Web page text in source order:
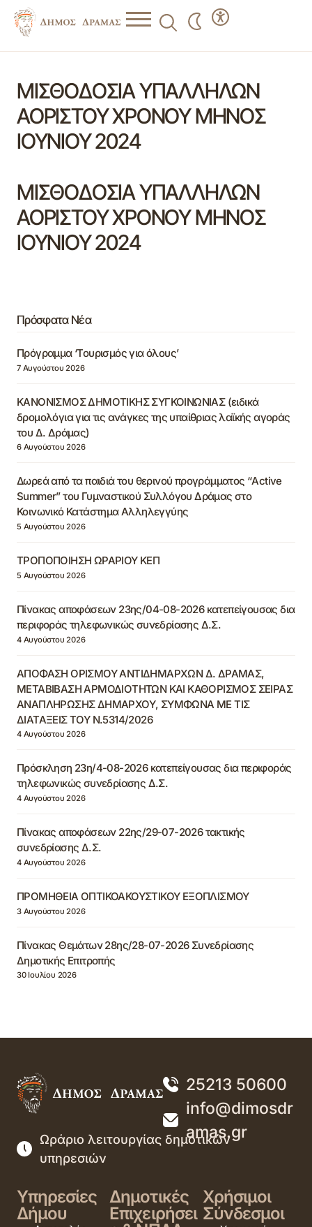
ΜΙΣΘΟΔΟΣΙΑ ΥΠΑΛΛΗΛΩΝ
ΑΟΡΙΣΤΟΥ ΧΡΟΝΟΥ ΜΗΝΟΣ
ΙΟΥΝΙΟΥ 2024
ΜΙΣΘΟΔΟΣΙΑ ΥΠΑΛΛΗΛΩΝ
ΑΟΡΙΣΤΟΥ ΧΡΟΝΟΥ ΜΗΝΟΣ
ΙΟΥΝΙΟΥ 2024
Πρόσφατα Νέα
Πρόγραμμα ‘Τουρισμός για όλους’
7 Αυγούστου 2026
ΚΑΝΟΝΙΣΜΟΣ ΔΗΜΟΤΙΚΗΣ ΣΥΓΚΟΙΝΩΝΙΑΣ (ειδικά
δρομολόγια για τις ανάγκες της υπαίθριας λαϊκής αγοράς
του Δ. Δράμας)
6 Αυγούστου 2026
Δωρεά από τα παιδιά του θερινού προγράμματος “Active
Summer” του Γυμναστικού Συλλόγου Δράμας στο
Κοινωνικό Κατάστημα Αλληλεγγύης
5 Αυγούστου 2026
ΤΡΟΠΟΠΟΙΗΣΗ ΩΡΑΡΙΟΥ ΚΕΠ
5 Αυγούστου 2026
Πίνακας αποφάσεων 23ης/04-08-2026 κατεπείγουσας δια
περιφοράς τηλεφωνικώς συνεδρίασης Δ.Σ.
4 Αυγούστου 2026
ΑΠΟΦΑΣΗ ΟΡΙΣΜΟΥ ΑΝΤΙΔΗΜΑΡΧΩΝ Δ. ΔΡΑΜΑΣ,
ΜΕΤΑΒΙΒΑΣΗ ΑΡΜΟΔΙΟΤΗΤΩΝ ΚΑΙ ΚΑΘΟΡΙΣΜΟΣ ΣΕΙΡΑΣ
ΑΝΑΠΛΗΡΩΣΗΣ ΔΗΜΑΡΧΟΥ, ΣΥΜΦΩΝΑ ΜΕ ΤΙΣ
ΔΙΑΤΑΞΕΙΣ ΤΟΥ Ν.5314/2026
4 Αυγούστου 2026
Πρόσκληση 23η/4-08-2026 κατεπείγουσας δια περιφοράς
τηλεφωνικώς συνεδρίασης Δ.Σ.
4 Αυγούστου 2026
Πίνακας αποφάσεων 22ης/29-07-2026 τακτικής
συνεδρίασης Δ.Σ.
4 Αυγούστου 2026
ΠΡΟΜΗΘΕΙΑ ΟΠΤΙΚΟΑΚΟΥΣΤΙΚΟΥ ΕΞΟΠΛΙΣΜΟΥ
3 Αυγούστου 2026
Πίνακας Θεμάτων 28ης/28-07-2026 Συνεδρίασης
Δημοτικής Επιτροπής
30 Ιουλίου 2026
25213 50600
info@dimosdr
amas.gr
Ωράριο λειτουργίας δημοτικών
υπηρεσιών
Υπηρεσίες
Δήμου
Δημοτικές
Επιχειρήσει
Χρήσιμοι
Σύνδεσμοι